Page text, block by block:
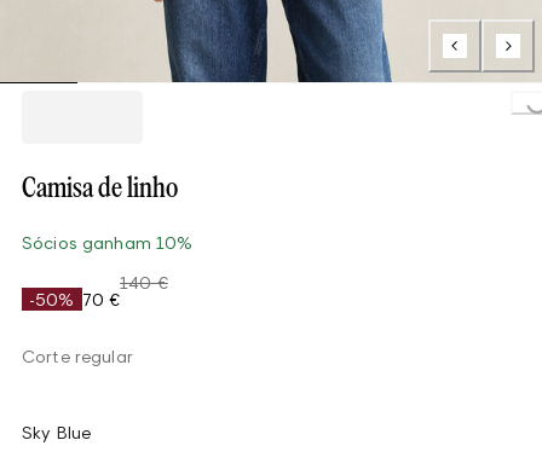
Camisa de linho
Sócios ganham 10%
-50% 70 €
140 €
Corte regular
Sky Blue